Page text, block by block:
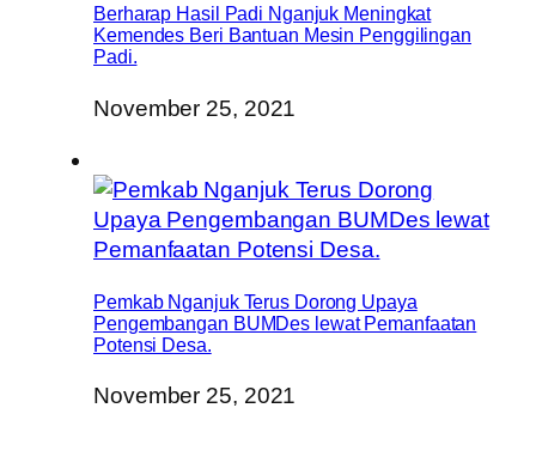
Berharap Hasil Padi Nganjuk Meningkat
Kemendes Beri Bantuan Mesin Penggilingan
Padi.
November 25, 2021
Pemkab Nganjuk Terus Dorong Upaya
Pengembangan BUMDes lewat Pemanfaatan
Potensi Desa.
November 25, 2021